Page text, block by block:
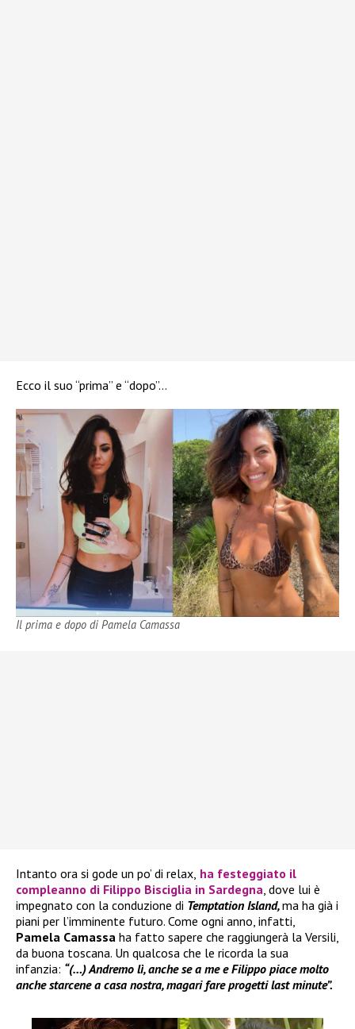
Ecco il suo “prima” e “dopo”…
Il prima e dopo di Pamela Camassa
Intanto ora si gode un po’ di relax, ha festeggiato il
compleanno di Filippo Bisciglia in Sardegna, dove lui è
impegnato con la conduzione di Temptation Island,ma ha già i
piani per l’imminente futuro. Come ogni anno, infatti,
Pamela Camassa ha fatto sapere che raggiungerà la Versili,
da buona toscana. Un qualcosa che le ricorda la sua
infanzia: “(…) Andremo lì, anche se a me e Filippo piace molto
anche starcene a casa nostra, magari fare progetti last minute”.